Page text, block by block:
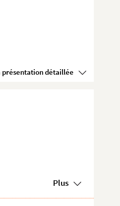
Voir la présentation détaillée
Plus